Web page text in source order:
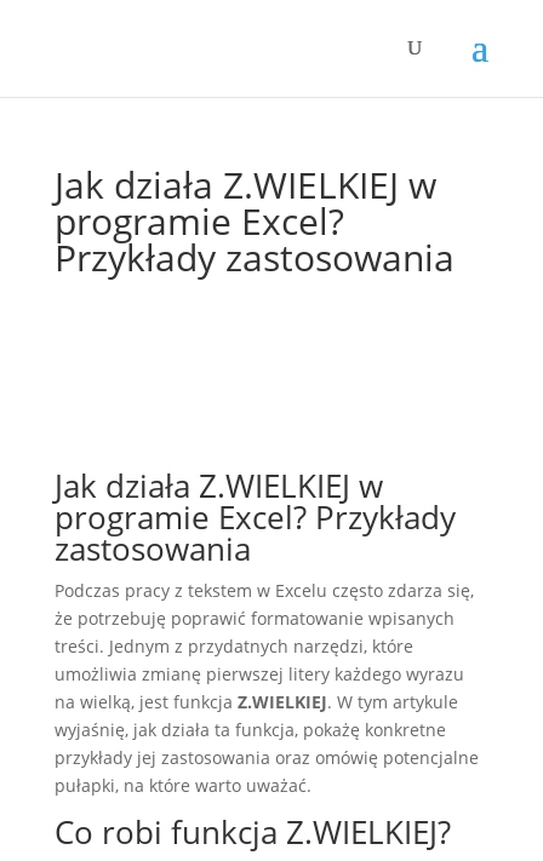
Jak działa Z.WIELKIEJ w
programie Excel?
Przykłady zastosowania
Jak działa Z.WIELKIEJ w
programie Excel? Przykłady
zastosowania
Podczas pracy z tekstem w Excelu często zdarza się,
że potrzebuję poprawić formatowanie wpisanych
treści. Jednym z przydatnych narzędzi, które
umożliwia zmianę pierwszej litery każdego wyrazu
na wielką, jest funkcja Z.WIELKIEJ. W tym artykule
wyjaśnię, jak działa ta funkcja, pokażę konkretne
przykłady jej zastosowania oraz omówię potencjalne
pułapki, na które warto uważać.
Co robi funkcja Z.WIELKIEJ?